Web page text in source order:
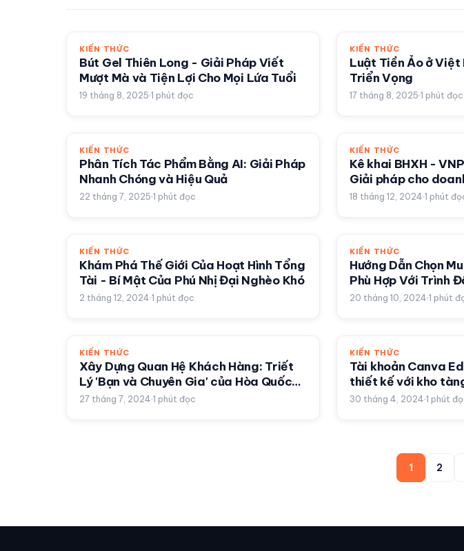
KIẾN THỨC
Bút Gel Thiên Long - Giải Pháp Viết
Mượt Mà và Tiện Lợi Cho Mọi Lứa Tuổi
19 tháng 8, 2025 1 phút đọc
KIẾN THỨC
Luật Tiền Ảo ở Việt
Triển Vọng
17 tháng 8, 2025 1 phút đọc
KIẾN THỨC
Phân Tích Tác Phẩm Bằng AI: Giải Pháp
Nhanh Chóng và Hiệu Quả
22 tháng 7, 2025 1 phút đọc
KIẾN THỨC
Kê khai BHXH -
Giải pháp cho
18 tháng 12, 2024 1 phút
KIẾN THỨC
Khám Phá Thế Giới Của Hoạt Hình Tổng
Tài - Bí Mật Của Phú Nhị Đại Nghèo Khó
2 tháng 12, 2024 1 phút đọc
KIẾN THỨC
Hướng Dẫn Chọn
Phù Hợp Với Trình
20 tháng 10, 2024 1 phút
KIẾN THỨC
Xây Dựng Quan Hệ Khách Hàng: Triết
Lý 'Bạn và Chuyên Gia' của Hòa Quốc
Đặng
27 tháng 7, 2024 1 phút đọc
KIẾN THỨC
Tài khoản Canva
thiết kế với kho
30 tháng 4, 2024 1 phút
1 2